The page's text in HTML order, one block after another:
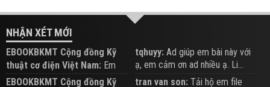
NHẬN XÉT MỚI
EBOOKBKMT Cộng đồng Kỹ
thuật cơ điện Việt Nam: Em
đăng trên Group hỗ trợ nhé
tqhuyy: Ad giúp em bài này với
ạ, em cảm ơn ad nhiều ạ. Li...
EBOOKBKMT Cộng đồng Kỹ
tran van son: Tải hộ em file